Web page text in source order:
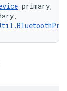
primary,